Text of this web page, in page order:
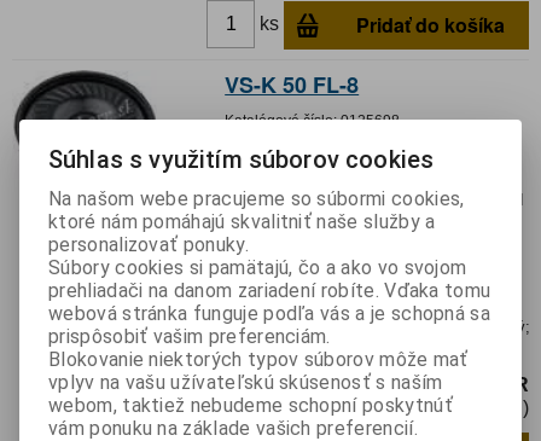
ks Pridať do košíka
VS-K 50 FL-8
Katalógové číslo:0125698
Termín dodania(prac.dni)-platí pre sklad
LIESKOVEC :3
Hmotnosť:
Hmotnosť balenia:0,0128 kg
Reproduktor;
miniatúrny,mylarový,univerzálny,vodotesný;
1W; 8Ω
12,67 EUR
10,31 EUR (Cena bez DPH)
Súhlas s využitím súborov cookies
Na našom webe pracujeme so súbormi cookies,
ktoré nám pomáhajú skvalitniť naše služby a
personalizovať ponuky.
Súbory cookies si pamätajú, čo a ako vo svojom
prehliadači na danom zariadení robíte. Vďaka tomu
webová stránka funguje podľa vás a je schopná sa
prispôsobiť vašim preferenciám.
Blokovanie niektorých typov súborov môže mať
vplyv na vašu užívateľskú skúsenosť s naším
webom, taktiež nebudeme schopní poskytnúť
vám ponuku na základe vašich preferencií.